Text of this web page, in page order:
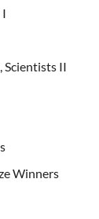
Scientists II
Winners